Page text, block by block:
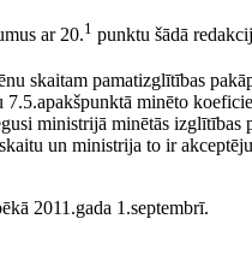
ar 20.1 punktu šādā
skaitam pamatizglītības
minēto
ministrijā minētās
un ministrija to ir
2011.gada 1.septembrī.